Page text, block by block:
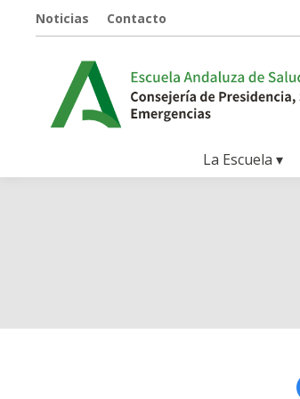
Noticias Contacto
La Escuela ▾